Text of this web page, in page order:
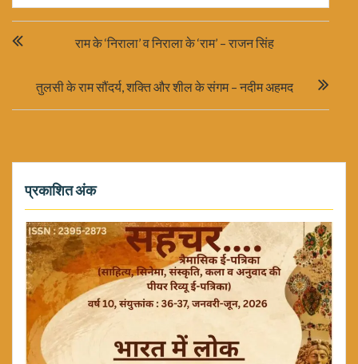
navigationराम के ‘निराला’ व निराला के ‘राम’ – राजन सिंह
तुलसी के राम सौंदर्य, शक्ति और शील के संगम – नदीम अहमद
प्रकाशित अंक